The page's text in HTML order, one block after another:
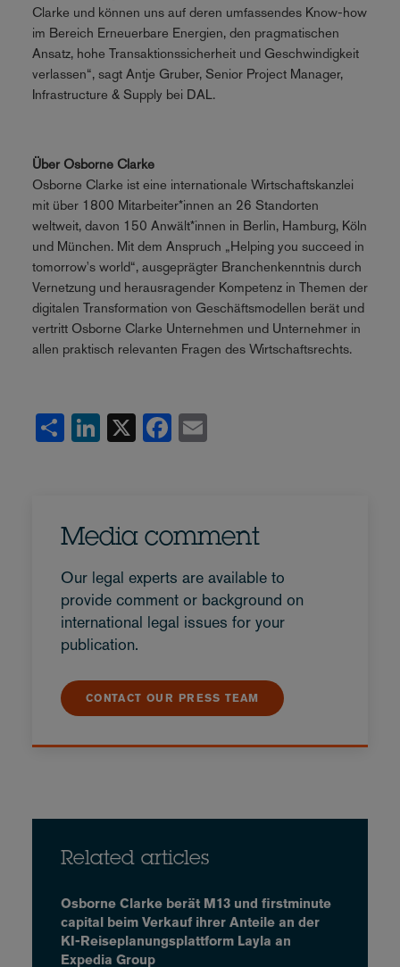
Clarke und können uns auf deren umfassendes Know-how
im Bereich Erneuerbare Energien, den pragmatischen
Ansatz, hohe Transaktionssicherheit und Geschwindigkeit
verlassen“, sagt Antje Gruber, Senior Project Manager,
Infrastructure & Supply bei DAL.
Über Osborne Clarke
Osborne Clarke ist eine internationale Wirtschaftskanzlei
mit über 1800 Mitarbeiter*innen an 26 Standorten
weltweit, davon 150 Anwält*innen in Berlin, Hamburg, Köln
und München. Mit dem Anspruch „Helping you succeed in
tomorrow's world“, ausgeprägter Branchenkenntnis durch
Vernetzung und herausragender Kompetenz in Themen der
digitalen Transformation von Geschäftsmodellen berät und
vertritt Osborne Clarke Unternehmen und Unternehmer in
allen praktisch relevanten Fragen des Wirtschaftsrechts.
Share
LinkedIn
X Facebook
Media comment
Our legal experts are available to
provide comment or background on
international legal issues for your
publication.
CONTACT OUR PRESS TEAM
Related articles
Osborne Clarke berät M13 und firstminute
capital beim Verkauf ihrer Anteile an der
KI-Reiseplanungsplattform Layla an
Expedia Group